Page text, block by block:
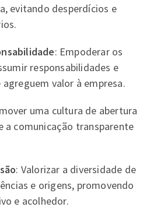
evitando desperdícios e
: Empoderar os
responsabilidades e
valor à empresa.
uma cultura de abertura
a comunicação transparente
: Valorizar a diversidade de
e origens, promovendo
e acolhedor.